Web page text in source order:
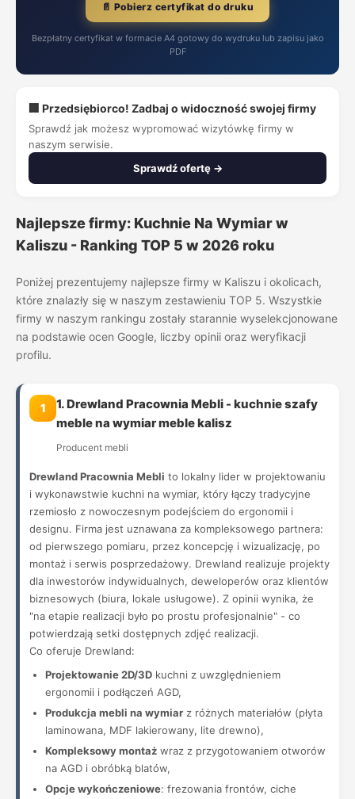
📄 Pobierz certyfikat do druku
Bezpłatny certyfikat w formacie A4 gotowy do wydruku lub zapisu jako
PDF
🏢 Przedsiębiorco! Zadbaj o widoczność swojej firmy
Sprawdź jak możesz wypromować wizytówkę firmy w
naszym serwisie.
Sprawdź ofertę →
Najlepsze firmy: Kuchnie Na Wymiar w
Kaliszu - Ranking TOP 5 w 2026 roku
Poniżej prezentujemy najlepsze firmy w Kaliszu i okolicach,
które znalazły się w naszym zestawieniu TOP 5. Wszystkie
firmy w naszym rankingu zostały starannie wyselekcjonowane
na podstawie ocen Google, liczby opinii oraz weryfikacji
profilu.
1
1. Drewland Pracownia Mebli - kuchnie szafy
meble na wymiar meble kalisz
Producent mebli
Drewland Pracownia Mebli to lokalny lider w projektowaniu
i wykonawstwie kuchni na wymiar, który łączy tradycyjne
rzemiosło z nowoczesnym podejściem do ergonomii i
designu. Firma jest uznawana za kompleksowego partnera:
od pierwszego pomiaru, przez koncepcję i wizualizację, po
montaż i serwis posprzedażowy. Drewland realizuje projekty
dla inwestorów indywidualnych, deweloperów oraz klientów
biznesowych (biura, lokale usługowe). Z opinii wynika, że
"na etapie realizacji było po prostu profesjonalnie" - co
potwierdzają setki dostępnych zdjęć realizacji.
Co oferuje Drewland:
Projektowanie 2D/3D kuchni z uwzględnieniem
ergonomii i podłączeń AGD,
Produkcja mebli na wymiar z różnych materiałów (płyta
laminowana, MDF lakierowany, lite drewno),
Kompleksowy montaż wraz z przygotowaniem otworów
na AGD i obróbką blatów,
Opcje wykończeniowe: frezowania frontów, ciche